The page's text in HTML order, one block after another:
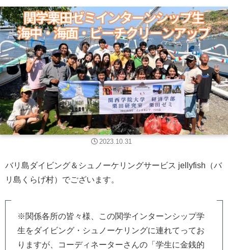
2023.10.31
バリ島ダイビング＆シュノーケリングサービス jellyfish（バ
リ島くらげ村）でございます。
※関係各所の皆々様、この関学インターンシップ学
生をダイビング・シュノーケリングに連れてってお
りますが、コーディネーターさんの「学生に金銭的